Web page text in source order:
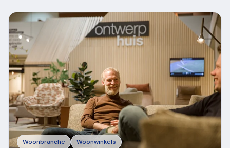
Woonbranche Woonwinkels